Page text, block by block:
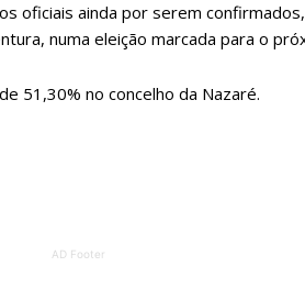
32€
online
oficiais ainda por serem
numa eleição marcada para o
51,30% no concelho da Nazaré.
AD Footer